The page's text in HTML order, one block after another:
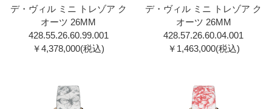
デ・ヴィル ミニ トレゾア ク
オーツ 26MM
428.55.26.60.99.001
￥4,378,000(税込)
デ・ヴィル ミニ トレゾア ク
オーツ 26MM
428.57.26.60.04.001
￥1,463,000(税込)